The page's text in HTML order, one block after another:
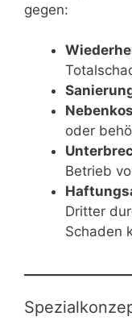
gegen:
oder
Betrieb
Dritter
Schaden